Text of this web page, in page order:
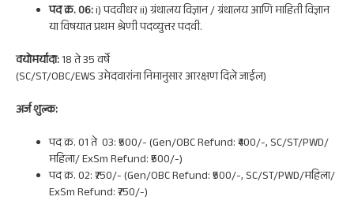
पद क्र. 06:i) पदवीधर ii) ग्रंथालय विज्ञान / ग्रंथालय आणि माहिती विज्ञान
या विषयात प्रथम श्रेणी पदव्युत्तर पदवी.
वयोमर्यादा:18 ते 35 वर्षे
(SC/ST/OBC/EWS उमेदवारांना निमानुसार आरक्षण दिले जाईल)
अर्ज शुल्क:
पद क्र. 01 ते 03: ₹500/- (Gen/OBC Refund: ₹400/-, SC/ST/PWD/
महिला/ ExSm Refund: ₹500/-)
पद क्र. 02: ₹750/- (Gen/OBC Refund: ₹500/-, SC/ST/PWD/महिला/
ExSm Refund: ₹750/-)